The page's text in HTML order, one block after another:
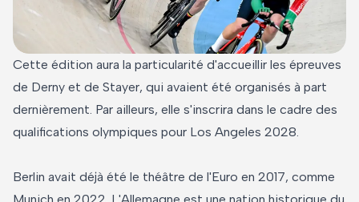
Cette édition aura la particularité d'accueillir les épreuves
de Derny et de Stayer, qui avaient été organisés à part
dernièrement. Par ailleurs, elle s'inscrira dans le cadre des
qualifications olympiques pour Los Angeles 2028.
Berlin avait déjà été le théâtre de l'Euro en 2017, comme